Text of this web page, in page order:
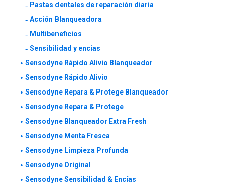
Pastas dentales de reparación diaria
Acción Blanqueadora
Multibeneficios
Sensibilidad y encias
Sensodyne Rápido Alivio Blanqueador
Sensodyne Rápido Alivio
Sensodyne Repara & Protege Blanqueador
Sensodyne Repara & Protege
Sensodyne Blanqueador Extra Fresh
Sensodyne Menta Fresca
Sensodyne Limpieza Profunda
Sensodyne Original
Sensodyne Sensibilidad & Encías